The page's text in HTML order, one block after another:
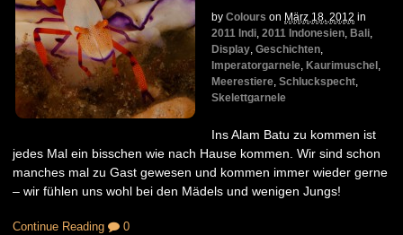
by Colours on März 18, 2012 in
2011 Indi, 2011 Indonesien, Bali,
Display, Geschichten,
Imperatorgarnele, Kaurimuschel ,
Meerestiere, Schluckspecht,
Skelettgarnele
Ins Alam Batu zu kommen ist
jedes Mal ein bisschen wie nach Hause kommen. Wir sind schon
manches mal zu Gast gewesen und kommen immer wieder gerne
– wir fühlen uns wohl bei den Mädels und wenigen Jungs!
Continue Reading 0